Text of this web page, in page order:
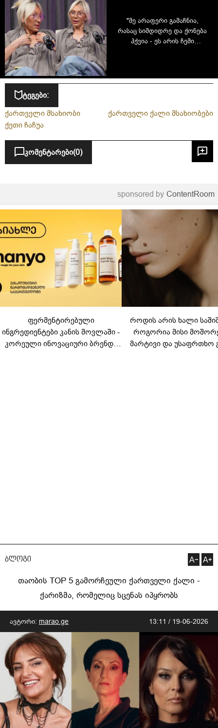
"მე არაფერი გამაჩნია,
რასაც სიმდიდრე და ქონება
ჰქვია - ეს არის ჩემი
რომლებიც აქამდე არ
ტეგები:
ქართველი მსახიობი
ქართველი ქალი მსახიობები
ქეთი ჩაჩუა
კომენტარები(0)
sponsored by ContentRoom
ფერმენტირებული
ინგრედიენტები კანის მოვლაში -
კორეული ინოვაციური ბრენდი
როდის არის ხალი
როგორია მისი
მარტივი და უსაფრთხო
ბლოგი
თაობის TOP 5 გამორჩეული ქართველი ქალი -
ქარიზმა, რომელიც სცენას იპყრობს
ავტორი: marao.ge 13:11 / 19-06-2026